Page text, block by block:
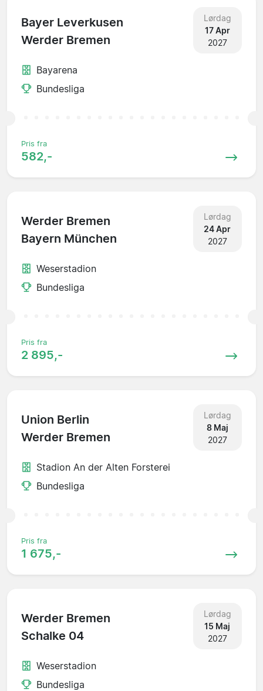
Bayer Leverkusen
Werder Bremen
Lørdag
17 Apr
2027
Bayarena
Bundesliga
Pris fra
582,-
Werder Bremen
Bayern München
Lørdag
24 Apr
2027
Weserstadion
Bundesliga
Pris fra
2 895,-
Union Berlin
Werder Bremen
Lørdag
8 Maj
2027
Stadion An der Alten Forsterei
Bundesliga
Pris fra
1 675,-
Werder Bremen
Schalke 04
Lørdag
15 Maj
2027
Weserstadion
Bundesliga